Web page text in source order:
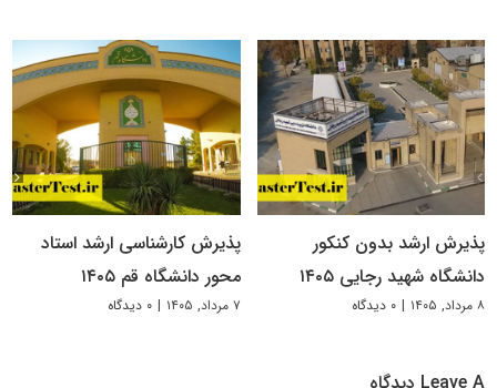
پذیرش ارشد بدون کنکور
دانشگاه شهید رجایی ۱۴۰۵
۸ مرداد, ۱۴۰۵ | ۰ دیدگاه
پذیرش کارشناسی ارشد استاد
محور دانشگاه قم ۱۴۰۵
۷ مرداد, ۱۴۰۵ | ۰ دیدگاه